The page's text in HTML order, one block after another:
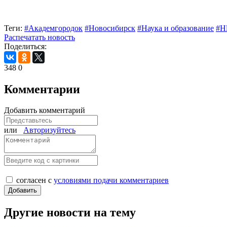
Теги: #Академгородок #Новосибирск #Наука и образование
Распечатать новость
Поделиться:
348 0
Комментарии
Добавить комментарий
или Авторизуйтесь
согласен с условиями подачи комментариев
Другие новости на тему